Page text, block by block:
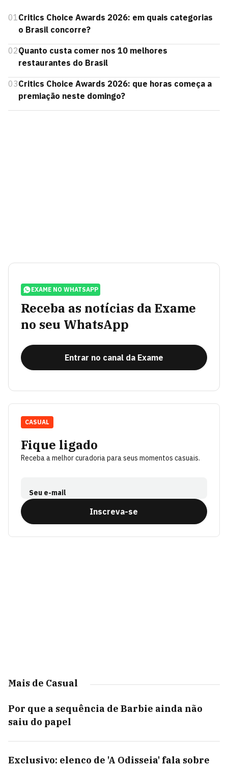
01Critics Choice Awards 2026: em quais categorias
o Brasil concorre?
02Quanto custa comer nos 10 melhores
restaurantes do Brasil
03Critics Choice Awards 2026: que horas começa a
premiação neste domingo?
EXAME NO WHATSAPP
Receba as notícias da Exame
no seu WhatsApp
Entrar no canal da Exame
Fique ligado
Receba a melhor curadoria para seus momentos casuais.
Seu e-mail
Inscreva-se
CASUAL
Mais de Casual
Por que a sequência de Barbie ainda não
saiu do papel
Exclusivo: elenco de 'A Odisseia' fala sobre